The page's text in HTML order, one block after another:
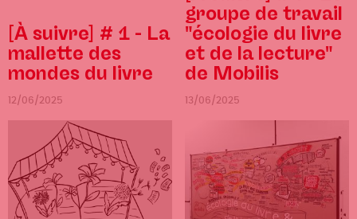
[À suivre] # 1 - La
mallette des
mondes du livre
12/06/2025
groupe de travail
"écologie du livre
et de la lecture"
de Mobilis
13/06/2025